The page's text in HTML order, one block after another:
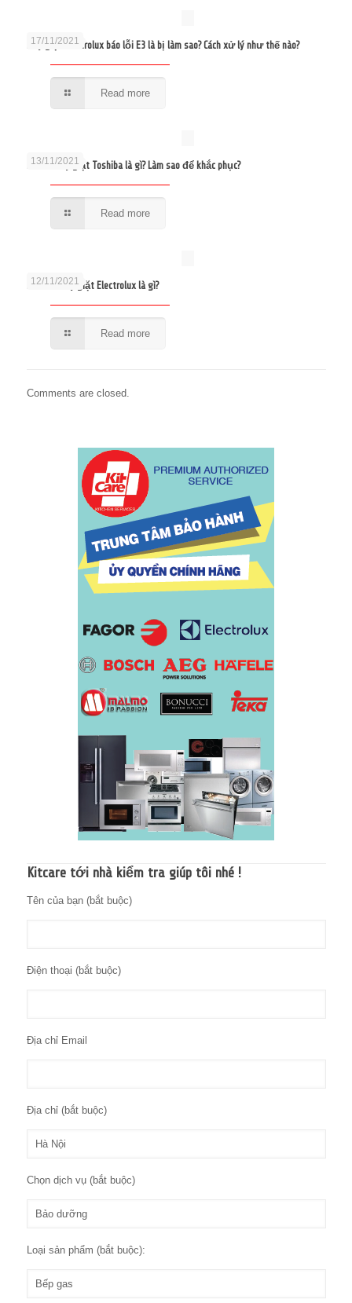
17/11/2021
Máy giặt Electrolux báo lỗi E3 là bị làm sao? Cách xử lý như thế nào?
Read more
13/11/2021
Lỗi E3 máy giặt Toshiba là gì? Làm sao để khắc phục?
Read more
12/11/2021
Lỗi E10 máy giặt Electrolux là gì?
Read more
Comments are closed.
Kitcare tới nhà kiểm tra giúp tôi nhé !
Tên của bạn (bắt buộc)
Điện thoại (bắt buộc)
Địa chỉ Email
Địa chỉ (bắt buộc)
Chọn dịch vụ (bắt buộc)
Loại sản phẩm (bắt buộc):